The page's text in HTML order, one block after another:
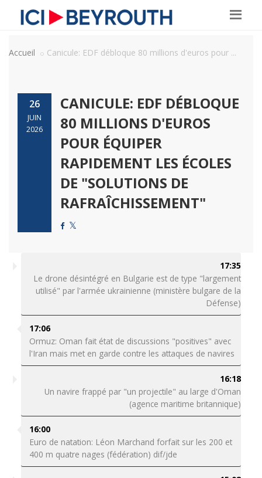
Accueil Canicule: EDF débloque 80 millions d'euros pour ...
26
JUIN
2026
CANICULE: EDF DÉBLOQUE
80 MILLIONS D'EUROS
POUR ÉQUIPER
RAPIDEMENT LES ÉCOLES
DE "SOLUTIONS DE
RAFRAÎCHISSEMENT"
17:35
Le drone désintégré en Bulgarie est de type "largement
utilisé" par l'armée ukrainienne (ministère bulgare de la
Défense)
17:06
Ormuz: Oman fait état de discussions "positives" avec
l'Iran mais met en garde contre les attaques de navires
16:18
Un navire frappé par "un projectile" au large d'Oman
(agence maritime britannique)
16:00
Euro de natation: Léon Marchand forfait sur les 200 et
400 m quatre nages (fédération) dif/jde